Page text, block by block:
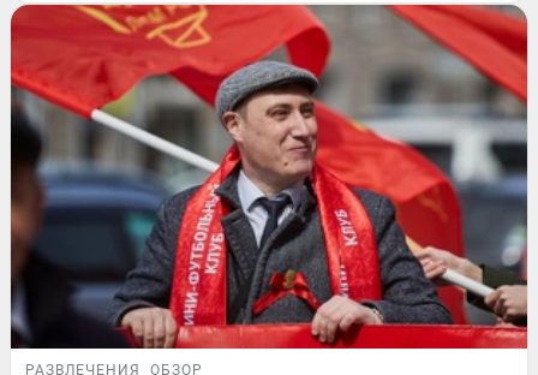
РАЗВЛЕЧЕНИЯ ОБЗОР